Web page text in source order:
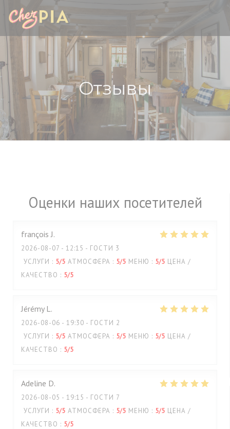
Панель управления cookies
Отзывы
Оценки наших посетителей
françois J
2026-08-07 - 12:15 - ГОСТИ 3
УСЛУГИ : 5/5 АТМОСФЕРА : 5/5 МЕНЮ : 5/5 ЦЕНА /
КАЧЕСТВО : 5/5
Jérémy L
2026-08-06 - 19:30 - ГОСТИ 2
УСЛУГИ : 5/5 АТМОСФЕРА : 5/5 МЕНЮ : 5/5 ЦЕНА /
КАЧЕСТВО : 5/5
Adeline D
2026-08-05 - 19:15 - ГОСТИ 7
УСЛУГИ : 5/5 АТМОСФЕРА : 5/5 МЕНЮ : 5/5 ЦЕНА /
КАЧЕСТВО : 5/5